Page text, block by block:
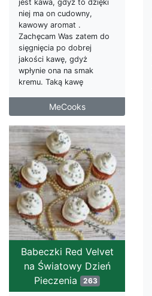
jest kawa, gdyż to dzięki
niej ma on cudowny,
kawowy aromat .
Zachęcam Was zatem do
sięgnięcia po dobrej
jakości kawę, gdyż
wpłynie ona na smak
kremu. Taką kawę
MeCooks
Babeczki Red Velvet
na Światowy Dzień
Pieczenia
263